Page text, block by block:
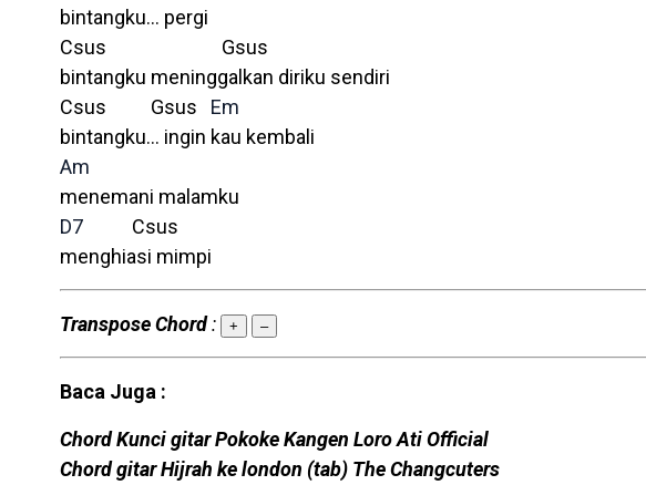
bintangku… pergi
Csus Gsus
bintangku meninggalkan diriku sendiri
Csus Gsus Em
bintangku… ingin kau kembali
Am
menemani malamku
D7 Csus
menghiasi mimpi
Transpose Chord: + –
Baca Juga :
Chord Kunci gitar Pokoke Kangen Loro Ati Official
Chord gitar Hijrah ke london (tab) The Changcuters